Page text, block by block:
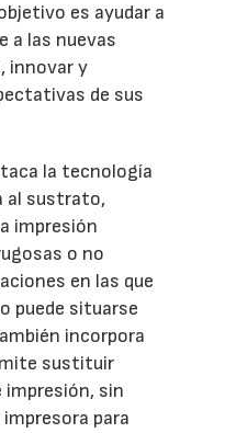
es ayudar a
a las nuevas
innovar y
de sus
la tecnología
al sustrato,
impresión
o no
en las que
puede situarse
incorpora
sustituir
impresión, sin
para